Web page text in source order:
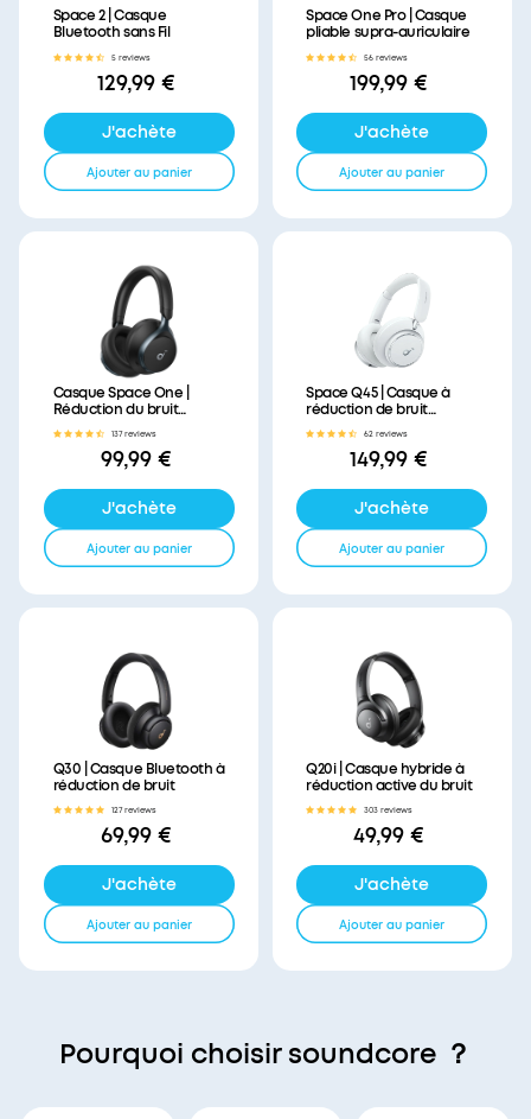
Space 2 | Casque
Bluetooth sans Fil
5 reviews
129,99 €
J'achète
Ajouter au panier
Space One Pro | Casque
pliable supra-auriculaire
56 reviews
199,99 €
J'achète
Ajouter au panier
Casque Space One |
Réduction du bruit
avancée
137 reviews
99,99 €
J'achète
Ajouter au panier
Space Q45 | Casque à
réduction de bruit
longue durée62 reviews
149,99 €
J'achète
Ajouter au panier
Q30 | Casque Bluetooth à
réduction de bruit
127 reviews
69,99 €
J'achète
Ajouter au panier
Q20i | Casque hybride à
réduction active du bruit
303 reviews
49,99 €
J'achète
Ajouter au panier
Pourquoi choisir soundcore ？